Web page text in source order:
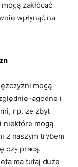
zakłócać
wpłynąć na
mogą
łagodne i
np. ze zbyt
niektóre mogą
z naszym trybem
czy pracą.
ma tutaj duże